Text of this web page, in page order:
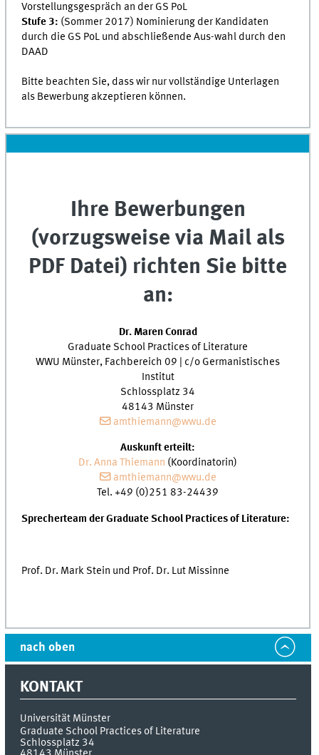
Vorstellungsgespräch an der GS PoL
Stufe 3: (Sommer 2017) Nominierung der Kandidaten
durch die GS PoL und abschließende Aus-wahl durch den
DAAD
Bitte beachten Sie, dass wir nur vollständige Unterlagen
als Bewerbung akzeptieren können.
Ihre Bewerbungen
(vorzugsweise via Mail als
PDF Datei) richten Sie bitte
an:
Dr. Maren Conrad
Graduate School Practices of Literature
WWU Münster, Fachbereich 09 | c/o Germanistisches
Institut
Schlossplatz 34
48143 Münster
amthiemann@wwu.de
Auskunft erteilt:
Dr. Anna Thiemann (Koordinatorin)
amthiemann@wwu.de
Tel. +49 (0)251 83-24439
Sprecherteam der Graduate School Practices of Literature:
Prof. Dr. Mark Stein und Prof. Dr. Lut Missinne
nach oben
KONTAKT
Universität Münster
Graduate School Practices of Literature
Schlossplatz 34